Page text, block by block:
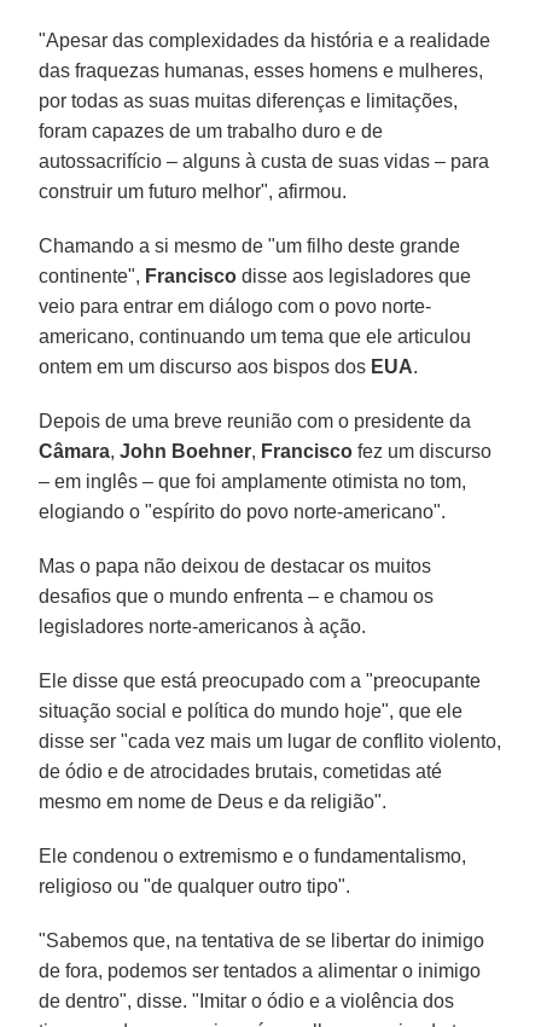
"Apesar das complexidades da história e a realidade
das fraquezas humanas, esses homens e mulheres,
por todas as suas muitas diferenças e limitações,
foram capazes de um trabalho duro e de
autossacrifício – alguns à custa de suas vidas – para
construir um futuro melhor", afirmou.
Chamando a si mesmo de "um filho deste grande
continente", Francisco disse aos legisladores que
veio para entrar em diálogo com o povo norte-
americano, continuando um tema que ele articulou
ontem em um discurso aos bispos dos EUA.
Depois de uma breve reunião com o presidente da
Câmara,John Boehner, Francisco fez um discurso
– em inglês – que foi amplamente otimista no tom,
elogiando o "espírito do povo norte-americano".
Mas o papa não deixou de destacar os muitos
desafios que o mundo enfrenta – e chamou os
legisladores norte-americanos à ação.
Ele disse que está preocupado com a "preocupante
situação social e política do mundo hoje", que ele
disse ser "cada vez mais um lugar de conflito violento,
de ódio e de atrocidades brutais, cometidas até
mesmo em nome de Deus e da religião".
Ele condenou o extremismo e o fundamentalismo,
religioso ou "de qualquer outro tipo".
"Sabemos que, na tentativa de se libertar do inimigo
de fora, podemos ser tentados a alimentar o inimigo
de dentro", disse. "Imitar o ódio e a violência dos